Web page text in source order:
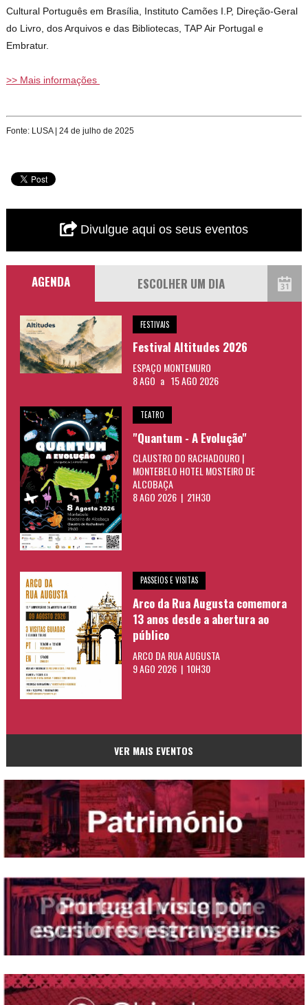
Cultural Português em Brasília, Instituto Camões I.P, Direção-Geral
do Livro, dos Arquivos e das Bibliotecas, TAP Air Portugal e
Embratur.
>> Mais informações
Fonte: LUSA | 24 de julho de 2025
Divulgue aqui os seus eventos
AGENDA
FESTIVAIS
Festival Altitudes 2026
ESPAÇO MONTEMURO
8 AGO a 15 AGO 2026
TEATRO
"Quantum - A Evolução"
CLAUSTRO DO RACHADOURO |
MONTEBELO HOTEL MOSTEIRO DE
ALCOBAÇA
8 AGO 2026 | 21H30
PASSEIOS E VISITAS
Arco da Rua Augusta comemora
13 anos desde a abertura ao
público
ARCO DA RUA AUGUSTA
9 AGO 2026 | 10H30
VER MAIS EVENTOS